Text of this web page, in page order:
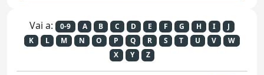
Vai a: 0-9 A B C D E F G H I
J
K
L M N O P Q R S T U V
W
X
Y Z